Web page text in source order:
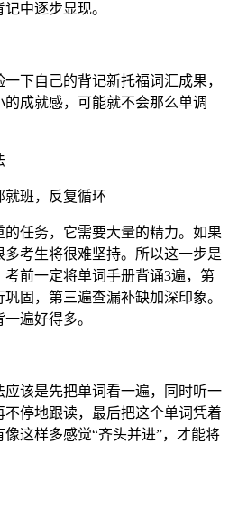
中逐步显现。
自己的背记新托福词汇成果，
成就感，可能就不会那么单调
班，反复循环
任务，它需要大量的精力。如果
考生将很难坚持。所以这一步是
前一定将单词手册背诵3遍，第
固，第三遍查漏补缺加深印象。
遍好得多。
该是先把单词看一遍，同时听一
停地跟读，最后把这个单词凭着
这样多感觉“齐头并进”，才能将